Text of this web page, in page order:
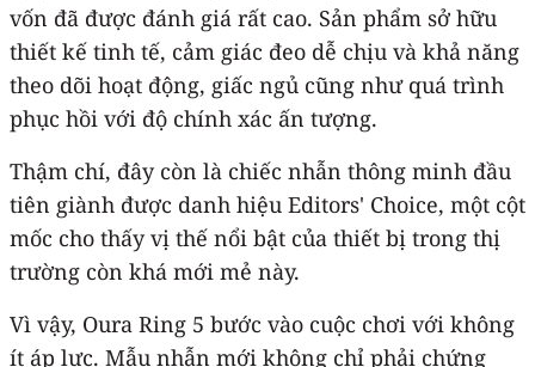
vốn đã được đánh giá rất cao. Sản phẩm sở hữu
thiết kế tinh tế, cảm giác đeo dễ chịu và khả năng
theo dõi hoạt động, giấc ngủ cũng như quá trình
phục hồi với độ chính xác ấn tượng.
Thậm chí, đây còn là chiếc nhẫn thông minh đầu
tiên giành được danh hiệu Editors' Choice, một cột
mốc cho thấy vị thế nổi bật của thiết bị trong thị
trường còn khá mới mẻ này.
Vì vậy, Oura Ring 5 bước vào cuộc chơi với không
ít áp lực. Mẫu nhẫn mới không chỉ phải chứng